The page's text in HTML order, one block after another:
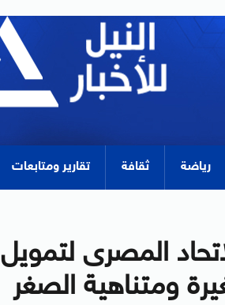
رياضة ثقافة تقارير ومتابعات
المصرى لتمويل
ومتناهية الصغر